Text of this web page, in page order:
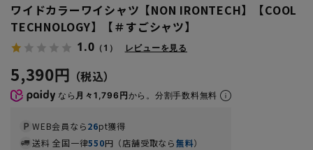
ワイドカラーワイシャツ【NON IRONTECH】【COOL
TECHNOLOGY】【＃すごシャツ】
1.0 （1） レビューを見る
5,390円
なら 月々1,796円から。分割手数料無料
WEB会員なら26pt獲得
送料 全国一律550円（店舗受取なら無料）